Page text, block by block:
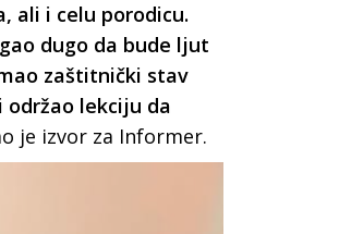
ali i celu porodicu.
dugo da bude ljut
zaštitnički stav
lekciju da
je izvor za Informer.